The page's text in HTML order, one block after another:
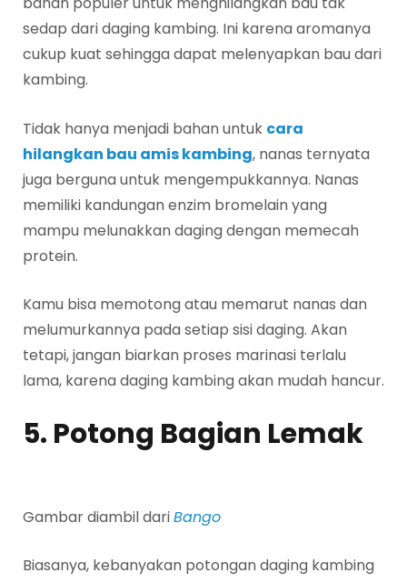
sedap dari daging kambing. Ini karena aromanya
cukup kuat sehingga dapat melenyapkan bau dari
kambing.
Tidak hanya menjadi bahan untuk cara
hilangkan bau amis kambing, nanas ternyata
juga berguna untuk mengempukkannya. Nanas
memiliki kandungan enzim bromelain yang
mampu melunakkan daging dengan memecah
protein.
Kamu bisa memotong atau memarut nanas dan
melumurkannya pada setiap sisi daging. Akan
tetapi, jangan biarkan proses marinasi terlalu
lama, karena daging kambing akan mudah hancur.
5. Potong Bagian Lemak
Gambar diambil dariBango
Biasanya, kebanyakan potongan daging kambing